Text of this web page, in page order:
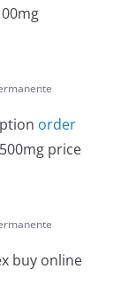
order
price
buy online